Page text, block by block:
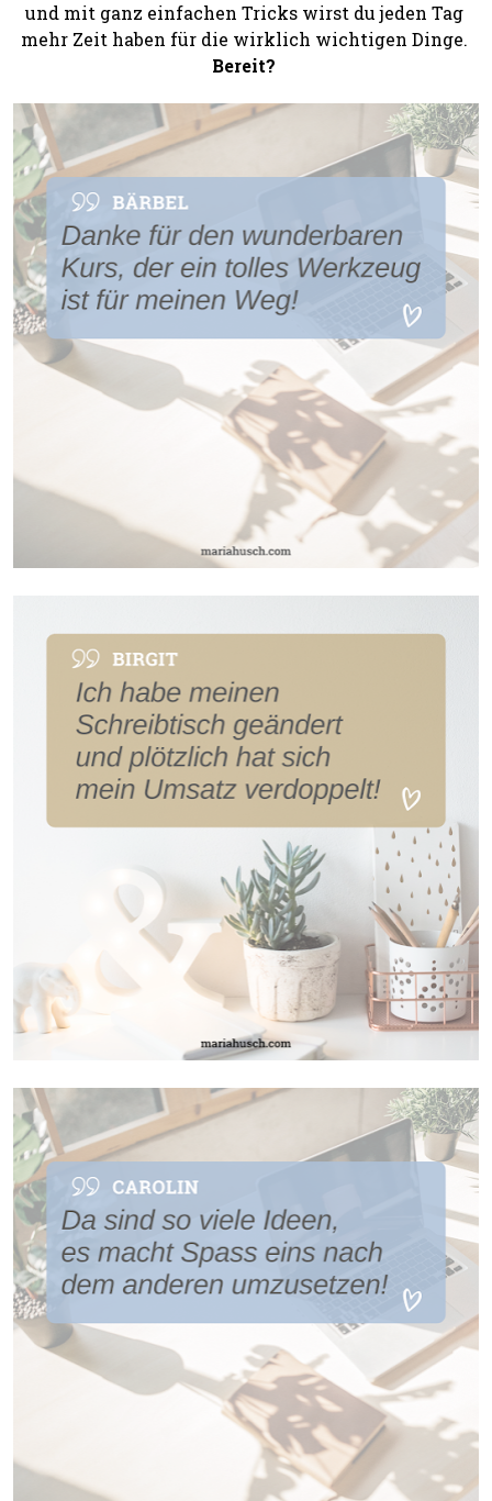
und mit ganz einfachen Tricks wirst du jeden Tag
Bereit?